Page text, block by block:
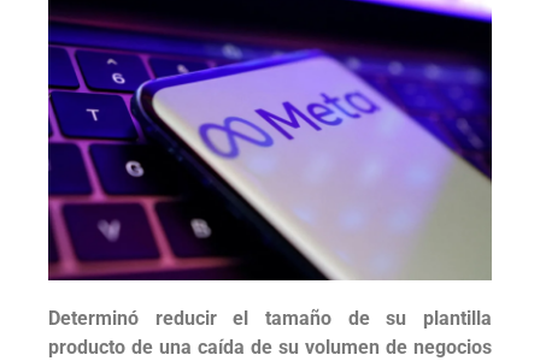
Determinó reducir el tamaño de su plantilla
producto de una caída de su volumen de negocios